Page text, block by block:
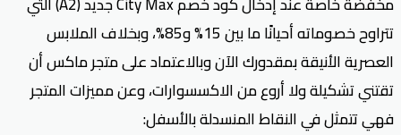
تتراوح خصوماته أحيانًا ما بين 15% و85%، وبخلاف الملابس
العصرية الأنيقة بمقدورك الآن وبالاعتماد على متجر ماكس أن
تقتني تشكيلة ولا أروع من الاكسسوارات، وعن مميزات المتجر
فهي تتمثل في النقاط المنسدلة بالأسفل: